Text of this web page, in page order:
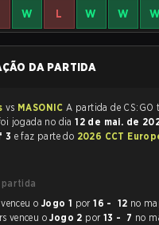
W L W W W
DA PARTIDA
vs MASONIC
e foi jogada no dia12 de mai. de
3 e faz parte do 2026 CCT
partida
o Jogo 1 por 16 - 12 no
venceu oJogo 2 por 13 - 7 no